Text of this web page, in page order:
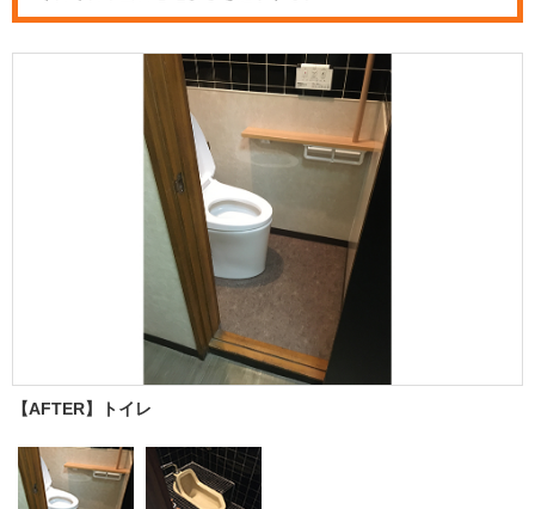
【AFTER】トイレ